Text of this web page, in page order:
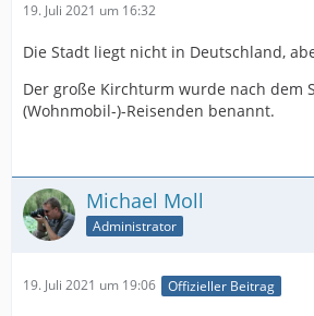
19. Juli 2021 um 16:32
Die Stadt liegt nicht in Deutschland,
Der große Kirchturm wurde nach dem
(Wohnmobil-)-Reisenden benannt.
Michael Moll
Administrator
19. Juli 2021 um 19:06 Offizieller Beitrag